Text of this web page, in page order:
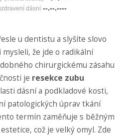
dásní --.--.----
u dentistu a slyšíte slovo
mysleli, že jde o radikální
chirurgickému zásahu
je resekce zubu
dásní a podkladové kosti,
patologických úprav tkání
termín zaměňuje s běžným
což je velký omyl. Zde